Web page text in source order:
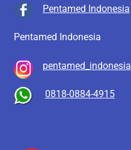
Pentamed Indonesia
Pentamed Indonesia
pentamed_indonesia
0818-0884-4915